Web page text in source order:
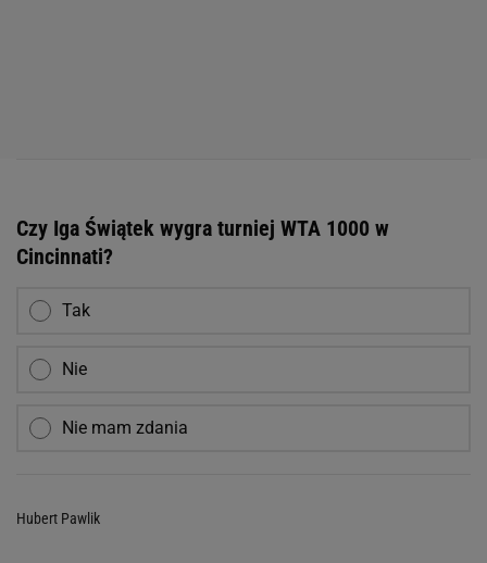
Czy Iga Świątek wygra turniej WTA 1000 w
Cincinnati?
Tak
Nie
Nie mam zdania
Hubert Pawlik